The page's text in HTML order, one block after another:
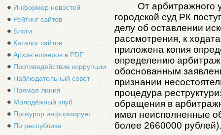
Информер новостей
Рейтинг сайтов
Блоги
Каталог сайтов
Архив номеров в PDF
Противодействие коррупции
Наблюдательный совет
Прямая линия
Молодёжный клуб
Прокурор информирует
По республике
От арбитражного
городской суд РК
делу об оставлении
рассмотрения, к
приложена копия
определению
обоснованным
признании
процедура
обращения в
имел неисполненные
более 2660000 рублей).